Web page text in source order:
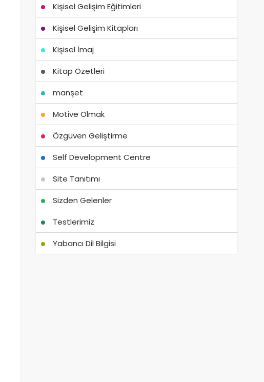
Kişisel Gelişim Eğitimleri
Kişisel Gelişim Kitapları
Kişisel İmaj
Kitap Özetleri
manşet
Motive Olmak
Özgüven Geliştirme
Self Development Centre
Site Tanıtımı
Sizden Gelenler
Testlerimiz
Yabancı Dil Bilgisi